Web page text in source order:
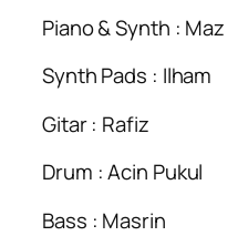
Piano & Synth : Maz
Synth Pads : Ilham
Gitar : Rafiz
Drum : Acin Pukul
Bass : Masrin